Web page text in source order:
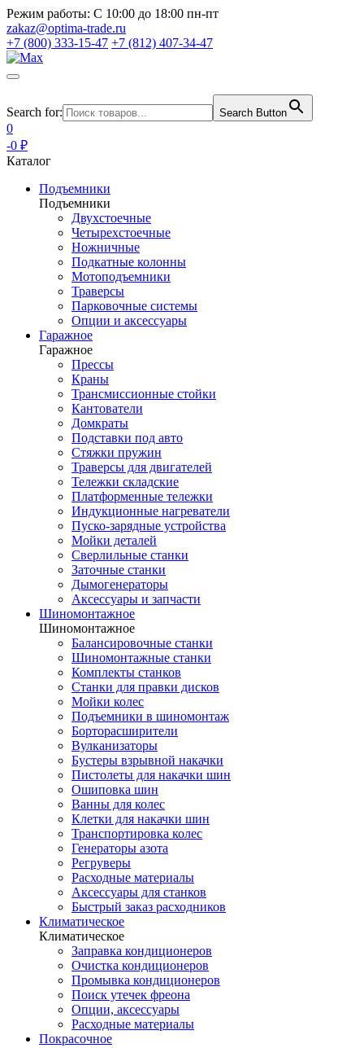
Режим работы: С 10:00 до 18:00 пн-пт
zakaz@optima-trade.ru
+7 (800) 333-15-47 +7 (812) 407-34-47
Search for: Search Button
0
-0 ₽
Каталог
Подъемники
Подъемники
Двухстоечные
Четырехстоечные
Ножничные
Подкатные колонны
Мотоподъемники
Траверсы
Парковочные системы
Опции и аксессуары
Гаражное
Гаражное
Прессы
Краны
Трансмиссионные стойки
Кантователи
Домкраты
Подставки под авто
Стяжки пружин
Траверсы для двигателей
Тележки складские
Платформенные тележки
Индукционные нагреватели
Пуско-зарядные устройства
Мойки деталей
Сверлильные станки
Заточные станки
Дымогенераторы
Аксессуары и запчасти
Шиномонтажное
Шиномонтажное
Балансировочные станки
Шиномонтажные станки
Комплекты станков
Станки для правки дисков
Мойки колес
Подъемники в шиномонтаж
Борторасширители
Вулканизаторы
Бустеры взрывной накачки
Пистолеты для накачки шин
Ошиповка шин
Ванны для колес
Клетки для накачки шин
Транспортировка колес
Генераторы азота
Регруверы
Расходные материалы
Аксессуары для станков
Быстрый заказ расходников
Климатическое
Климатическое
Заправка кондиционеров
Очистка кондиционеров
Промывка кондиционеров
Поиск утечек фреона
Опции, аксессуары
Расходные материалы
Покрасочное